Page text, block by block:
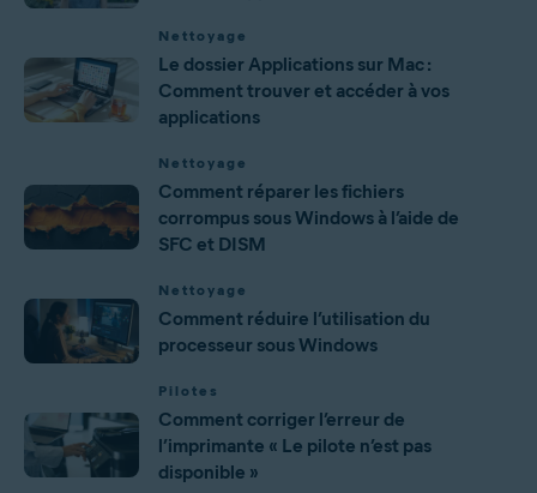
Nettoyage
Le dossier Applications sur Mac :
Comment trouver et accéder à vos
applications
Nettoyage
Comment réparer les fichiers
corrompus sous Windows à l’aide de
SFC et DISM
Nettoyage
Comment réduire l’utilisation du
processeur sous Windows
Pilotes
Comment corriger l’erreur de
l’imprimante « Le pilote n’est pas
disponible »